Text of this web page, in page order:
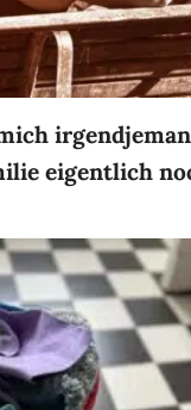
eigentlich